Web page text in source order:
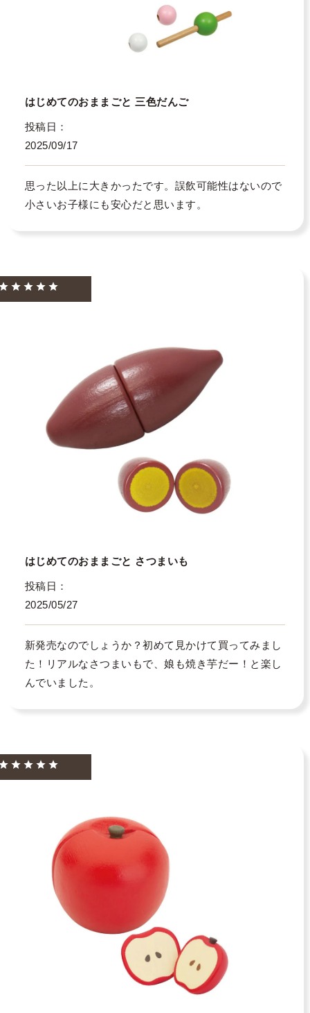
はじめてのおままごと 三色だんご
投稿日
2025/09/17
思った以上に大きかったです。誤飲可能性はないので
小さいお子様にも安心だと思います。
はじめてのおままごと さつまいも
投稿日
2025/05/27
新発売なのでしょうか？初めて見かけて買ってみまし
た！リアルなさつまいもで、娘も焼き芋だー！と楽し
んでいました。